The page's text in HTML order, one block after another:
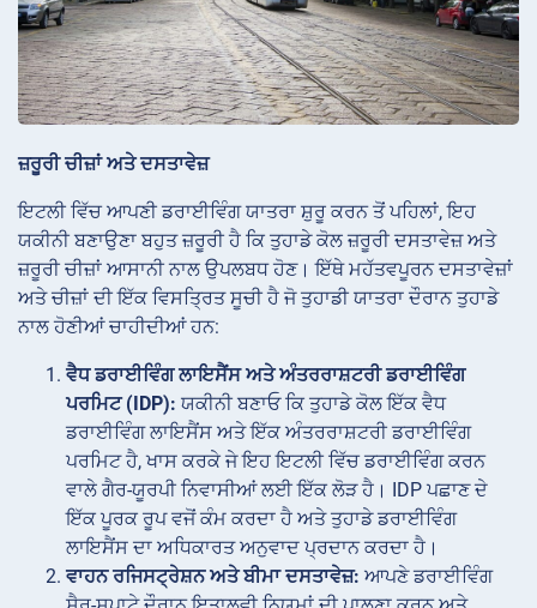
ਜ਼ਰੂਰੀ ਚੀਜ਼ਾਂ ਅਤੇ ਦਸਤਾਵੇਜ਼
ਇਟਲੀ ਵਿੱਚ ਆਪਣੀ ਡਰਾਈਵਿੰਗ ਯਾਤਰਾ ਸ਼ੁਰੂ ਕਰਨ ਤੋਂ ਪਹਿਲਾਂ, ਇਹ
ਯਕੀਨੀ ਬਣਾਉਣਾ ਬਹੁਤ ਜ਼ਰੂਰੀ ਹੈ ਕਿ ਤੁਹਾਡੇ ਕੋਲ ਜ਼ਰੂਰੀ ਦਸਤਾਵੇਜ਼ ਅਤੇ
ਜ਼ਰੂਰੀ ਚੀਜ਼ਾਂ ਆਸਾਨੀ ਨਾਲ ਉਪਲਬਧ ਹੋਣ। ਇੱਥੇ ਮਹੱਤਵਪੂਰਨ ਦਸਤਾਵੇਜ਼ਾਂ
ਅਤੇ ਚੀਜ਼ਾਂ ਦੀ ਇੱਕ ਵਿਸਤ੍ਰਿਤ ਸੂਚੀ ਹੈ ਜੋ ਤੁਹਾਡੀ ਯਾਤਰਾ ਦੌਰਾਨ ਤੁਹਾਡੇ
ਨਾਲ ਹੋਣੀਆਂ ਚਾਹੀਦੀਆਂ ਹਨ:
ਵੈਧ ਡਰਾਈਵਿੰਗ ਲਾਇਸੈਂਸ ਅਤੇ ਅੰਤਰਰਾਸ਼ਟਰੀ ਡਰਾਈਵਿੰਗ
ਪਰਮਿਟ (IDP): ਯਕੀਨੀ ਬਣਾਓ ਕਿ ਤੁਹਾਡੇ ਕੋਲ ਇੱਕ ਵੈਧ
ਡਰਾਈਵਿੰਗ ਲਾਇਸੈਂਸ ਅਤੇ ਇੱਕ ਅੰਤਰਰਾਸ਼ਟਰੀ ਡਰਾਈਵਿੰਗ
ਪਰਮਿਟ ਹੈ, ਖਾਸ ਕਰਕੇ ਜੇ ਇਹ ਇਟਲੀ ਵਿੱਚ ਡਰਾਈਵਿੰਗ ਕਰਨ
ਵਾਲੇ ਗੈਰ-ਯੂਰਪੀ ਨਿਵਾਸੀਆਂ ਲਈ ਇੱਕ ਲੋੜ ਹੈ। IDP ਪਛਾਣ ਦੇ
ਇੱਕ ਪੂਰਕ ਰੂਪ ਵਜੋਂ ਕੰਮ ਕਰਦਾ ਹੈ ਅਤੇ ਤੁਹਾਡੇ ਡਰਾਈਵਿੰਗ
ਲਾਇਸੈਂਸ ਦਾ ਅਧਿਕਾਰਤ ਅਨੁਵਾਦ ਪ੍ਰਦਾਨ ਕਰਦਾ ਹੈ।
ਵਾਹਨ ਰਜਿਸਟ੍ਰੇਸ਼ਨ ਅਤੇ ਬੀਮਾ ਦਸਤਾਵੇਜ਼: ਆਪਣੇ ਡਰਾਈਵਿੰਗ